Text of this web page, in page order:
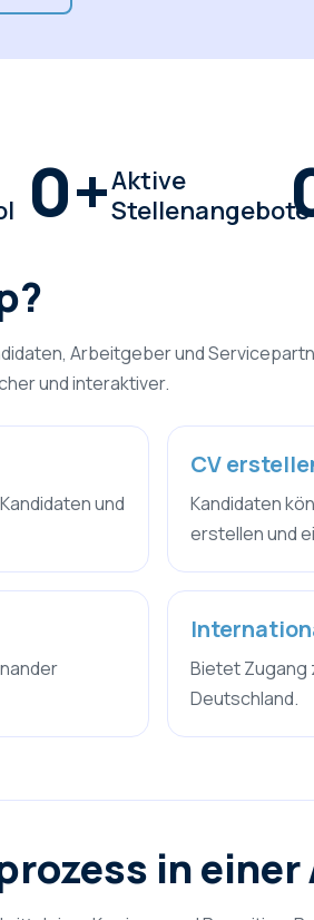
0+Aktive
Stellenangebote
Arbeitgeber und
und interaktiver.
und
CV
Kandidaten
erstellen und
Bietet Zugang
Deutschland.
in einer